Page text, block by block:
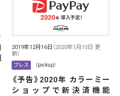
2019年12月16日 （2020年1月15日 更
新）
プレス （pickup）
《予告》2020年 カラーミー
ショップで新決済機能